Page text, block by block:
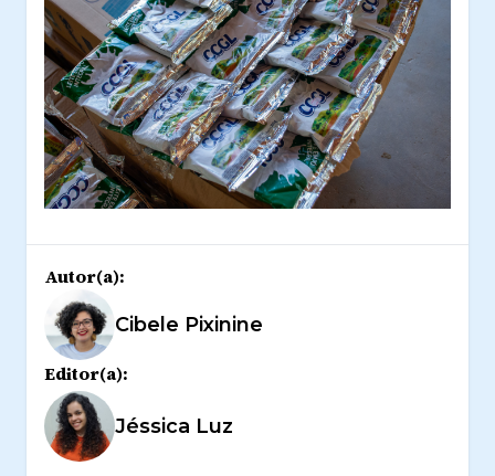
Autor(a):
Cibele Pixinine
Editor(a):
Jéssica Luz